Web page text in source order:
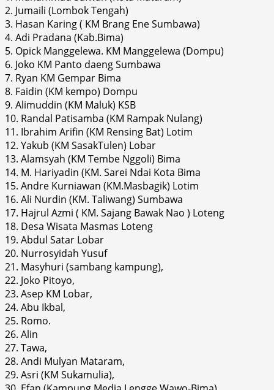
2. Jumaili (Lombok Tengah)
3. Hasan Karing ( KM Brang Ene Sumbawa)
4. Adi Pradana (Kab.Bima)
5. Opick Manggelewa. KM Manggelewa (Dompu)
6. Joko KM Panto daeng Sumbawa
7. Ryan KM Gempar Bima
8. Faidin (KM kempo) Dompu
9. Alimuddin (KM Maluk) KSB
10. Randal Patisamba (KM Rampak Nulang)
11. Ibrahim Arifin (KM Rensing Bat) Lotim
12. Yakub (KM SasakTulen) Lobar
13. Alamsyah (KM Tembe Nggoli) Bima
14. M. Hariyadin (KM. Sarei Ndai Kota Bima
15. Andre Kurniawan (KM.Masbagik) Lotim
16. Ali Nurdin (KM. Taliwang) Sumbawa
17. Hajrul Azmi ( KM. Sajang Bawak Nao ) Loteng
18. Desa Wisata Masmas Loteng
19. Abdul Satar Lobar
20. Nurrosyidah Yusuf
21. Masyhuri (sambang kampung),
22. Joko Pitoyo,
23. Asep KM Lobar,
24. Abu Ikbal,
25. Romo.
26. Alin
27. Tawa,
28. Andi Mulyan Mataram,
29. Asri (KM Sukamulia),